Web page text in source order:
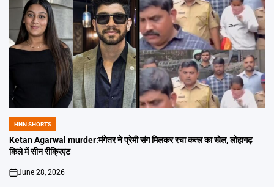
POSTED
IN
HNN SHORTS
Ketan Agarwal murder:मंगेतर ने प्रेमी संग मिलकर रचा कत्ल का खेल, लोहागढ़
किले में सीन रीक्रिएट
on
June 28, 2026